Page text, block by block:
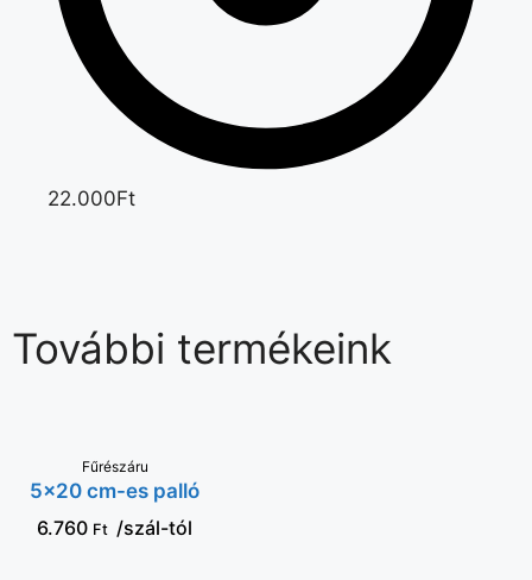
22.000Ft
További termékeink
VÁLASSZ
OPCIÓT
Fűrészáru
5×20 cm-es palló
6.760 Ft /szál-tól